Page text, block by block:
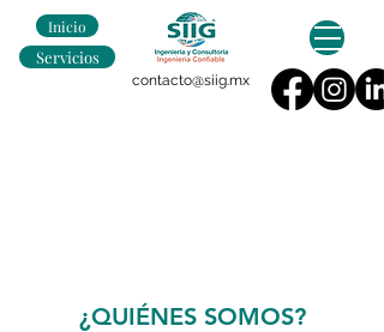
Inicio
Servicios
contacto@siig.mx
¿QUIÉNES SOMOS?